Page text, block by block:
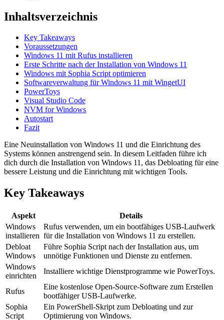
Inhaltsverzeichnis
Key Takeaways
Voraussetzungen
Windows 11 mit Rufus installieren
Erste Schritte nach der Installation von Windows 11
Windows mit Sophia Script optimieren
Softwareverwaltung für Windows 11 mit WingetUI
PowerToys
Visual Studio Code
NVM for Windows
Autostart
Fazit
Eine Neuinstallation von Windows 11 und die Einrichtung des
Systems können anstrengend sein. In diesem Leitfaden führe ich
dich durch die Installation von Windows 11, das Debloating für eine
bessere Leistung und die Einrichtung mit wichtigen Tools.
Key Takeaways
Aspekt
Details
Windows
installieren
Rufus verwenden, um ein bootfähiges USB-Laufwerk
für die Installation von Windows 11 zu erstellen.
Debloat
Windows
Führe Sophia Script nach der Installation aus, um
unnötige Funktionen und Dienste zu entfernen.
Windows
einrichten
Installiere wichtige Dienstprogramme wie PowerToys.
Rufus
Eine kostenlose Open-Source-Software zum Erstellen
bootfähiger USB-Laufwerke.
Sophia
Script
Ein PowerShell-Skript zum Debloating und zur
Optimierung von Windows.